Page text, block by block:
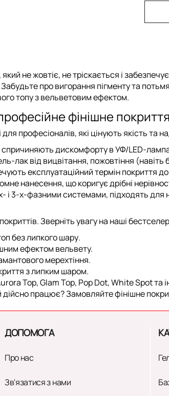
не жовтіє, не тріскається і
Забудьте про вигорання пігменту та
топуз вельветовим ефектом.
фінішне
професіоналів, які цінують якість та
спричиняють дискомфорту в УФ/LED-
лак від вицвітання, пожовтіння
експлуатаційний термін покриття
нанесення, що коригує дрібні
і 3-х-фазними системами, підходять для
Зверніть увагу на наші
без липкого шару.
ефектом вельвету.
мерехтіння.
з липким шаром.
Top, Glam Top, Pop Dot, White Spot та
працює? Замовляйте фінішне
ДОПОМОГА
Про нас
Зв'язатися з нами